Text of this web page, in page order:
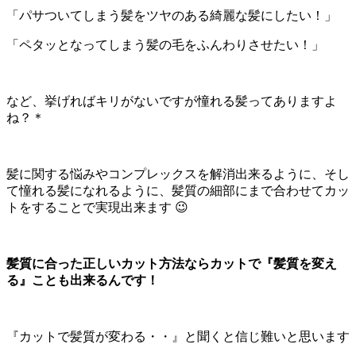
「パサついてしまう髪をツヤのある綺麗な髪にしたい！」
「ペタッとなってしまう髪の毛をふんわりさせたい！」
など、挙げればキリがないですが憧れる髪ってありますよ
ね？＊
髪に関する悩みやコンプレックスを解消出来るように、そし
て憧れる髪になれるように、髪質の細部にまで合わせてカッ
トをすることで実現出来ます 😉
髪質に合った正しいカット方法ならカットで『髪質を変え
る』ことも出来るんです！
『カットで髪質が変わる・・』と聞くと信じ難いと思います